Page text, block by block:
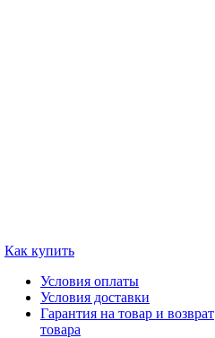
Как купить
Условия оплаты
Условия доставки
Гарантия на товар и возврат
товара